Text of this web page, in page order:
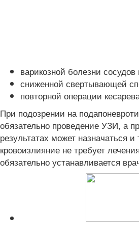
варикозной болезни сосудов
сниженной свертывающей
повторной операции
При подозрении на
обязательно проведение УЗИ, а
результатах может назначаться
кровоизлияние не требует
обязательно устанавливается